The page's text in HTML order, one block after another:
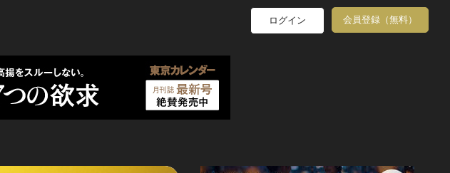
ログイン 会員登録（無料）